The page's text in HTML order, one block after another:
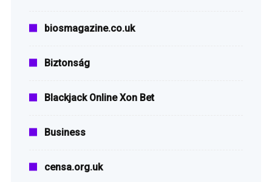
biosmagazine.co.uk
Biztonság
Blackjack Online Xon Bet
Business
censa.org.uk